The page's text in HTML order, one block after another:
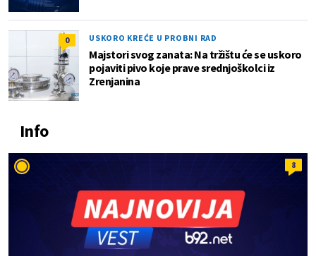
0 USKORO KREĆE U PROBNI RAD
Majstori svog zanata: Na tržištu će se uskoro
pojaviti pivo koje prave srednjoškolci iz
Zrenjanina
Info
8